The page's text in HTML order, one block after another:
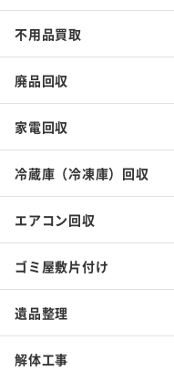
不用品買取
廃品回収
家電回収
冷蔵庫（冷凍庫）回収
エアコン回収
ゴミ屋敷片付け
遺品整理
解体工事